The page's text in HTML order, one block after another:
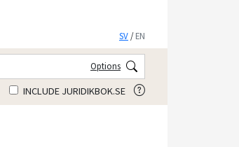
SV /EN
Options
INCLUDE JURIDIKBOK.SE